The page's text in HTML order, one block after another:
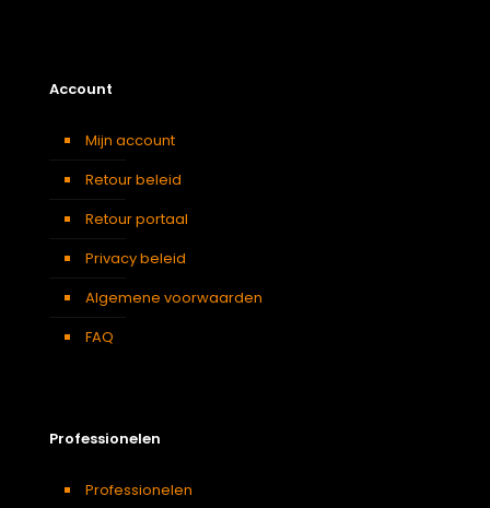
Account
Mijn account
Retour beleid
Retour portaal
Privacy beleid
Algemene voorwaarden
FAQ
Professionelen
Professionelen